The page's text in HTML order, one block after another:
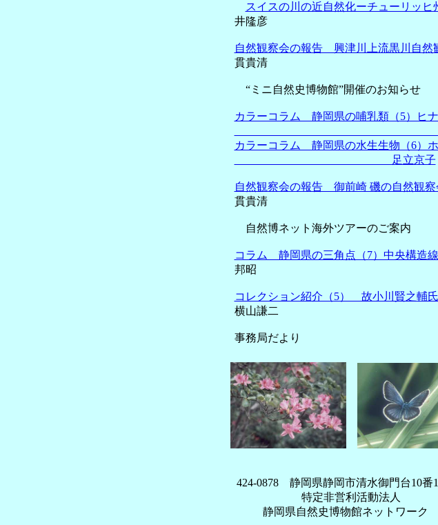
スイスの川の近自然化ーチューリッヒ
井隆彦
自然観察会の報告 興津川上流黒川自然
貫貴清
“ミニ自然史博物館”開催のお知らせ
カラーコラム 静岡県の哺乳類（5）ヒ
三宅
カラーコラム 静岡県の水生生物（
足立京子
自然観察会の報告 御前崎 磯の自然観察
貫貴清
自然博ネット海外ツアーのご案内
コラム 静岡県の三角点（7）中央構造
邦昭
コレクション紹介（5） 故小川賢之輔
横山謙二
事務局だより
424-0878 静岡県静岡市清水御門台10番
特定非営利活動法人
静岡県自然史博物館ネットワーク